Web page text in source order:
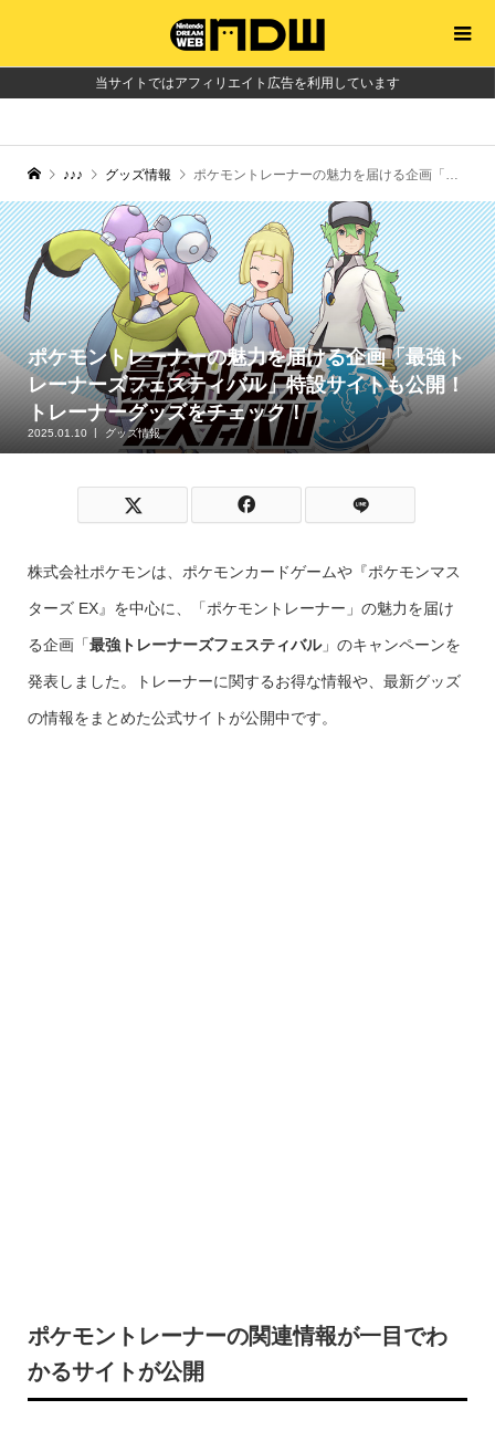
当サイトではアフィリエイト広告を利用しています
♪♪♪ グッズ情報 ポケモントレーナーの魅力を届ける企画「最強トレーナーズフェスティバル」特設サイトも公開！トレーナーグッズをチェック！
ポケモントレーナーの魅力を届ける企画「最強ト
レーナーズフェスティバル」特設サイトも公開！
トレーナーグッズをチェック！
2025.01.10 グッズ情報
株式会社ポケモンは、ポケモンカードゲームや『ポケモンマス
ターズ EX』を中心に、「ポケモントレーナー」の魅力を届け
る企画「最強トレーナーズフェスティバル」のキャンペーンを
発表しました。トレーナーに関するお得な情報や、最新グッズ
の情報をまとめた公式サイトが公開中です。
ポケモントレーナーの関連情報が一目でわ
かるサイトが公開